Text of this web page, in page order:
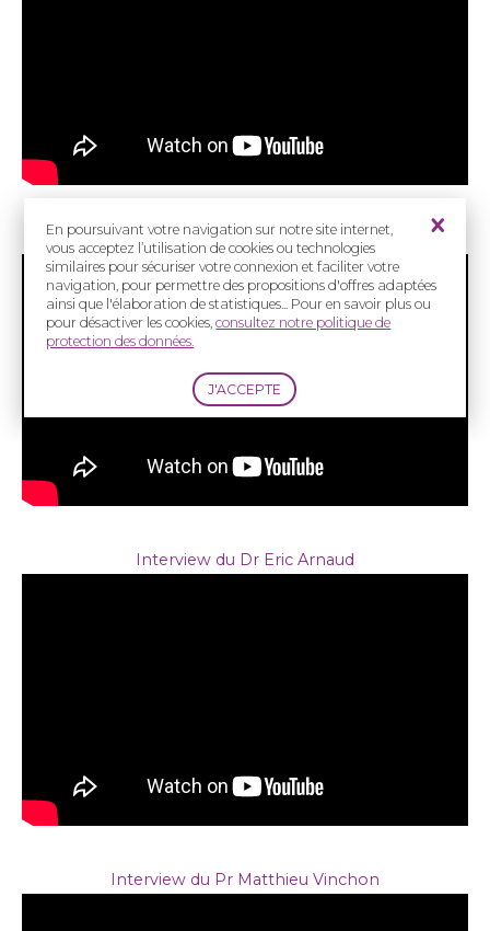
En poursuivant votre navigation sur notre site internet,
vous acceptez l’utilisation de cookies ou technologies
similaires pour sécuriser votre connexion et faciliter votre
navigation, pour permettre des propositions d'offres adaptées
ainsi que l'élaboration de statistiques... Pour en savoir plus ou
pour désactiver les cookies,consultez notre politique de
protection des données.
Interview du Pr Ariane Berdal
Interview du Dr Eric Arnaud
Interview du Pr Matthieu Vinchon